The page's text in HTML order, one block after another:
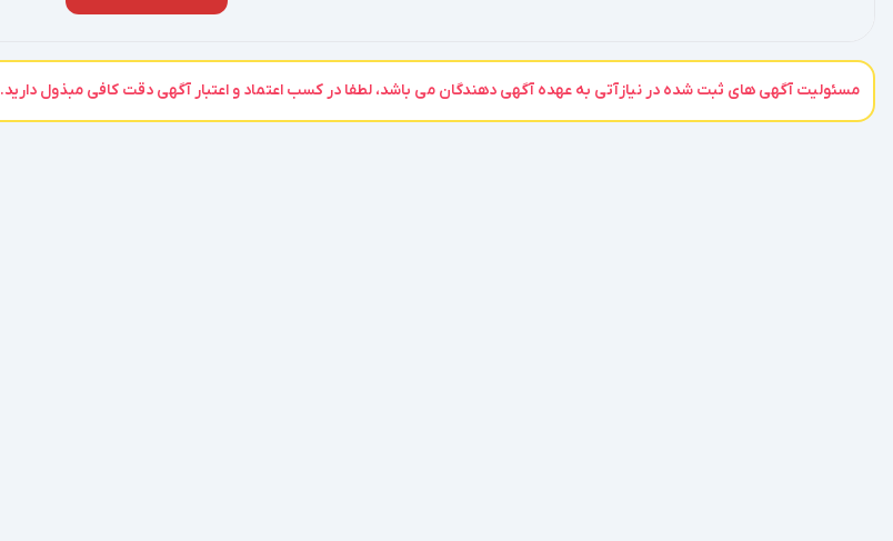
مسئولیت آگهی های ثبت شده در نیازآتی به عهده آگهی دهندگان می باشد، لطفا در کسب اعتماد و اعتبار آگهی دقت کافی مبذول دارید.